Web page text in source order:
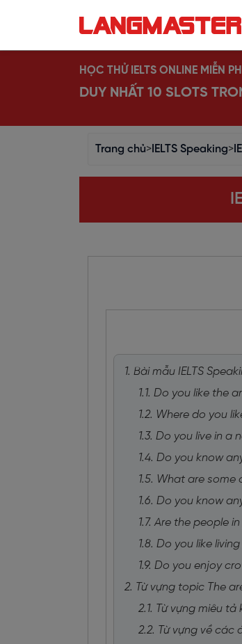
HỌC THỬ IELTS ONLINE MIỄN PHÍ
DUY NHẤT 10 SLOTS
Trang chủ> IELTS Speaking>
1. Bài mẫu IELTS
1.1. Do you like the
1.2. Where do you
1.3. Do you live in a
1.4. Do you know
1.5. What are some
1.6. Do you know
1.7. Are the people
1.8. Do you like
1.9. Do you enjoy
2. Từ vựng topic The
2.1. Từ vựng miêu
2.2. Từ vựng về các